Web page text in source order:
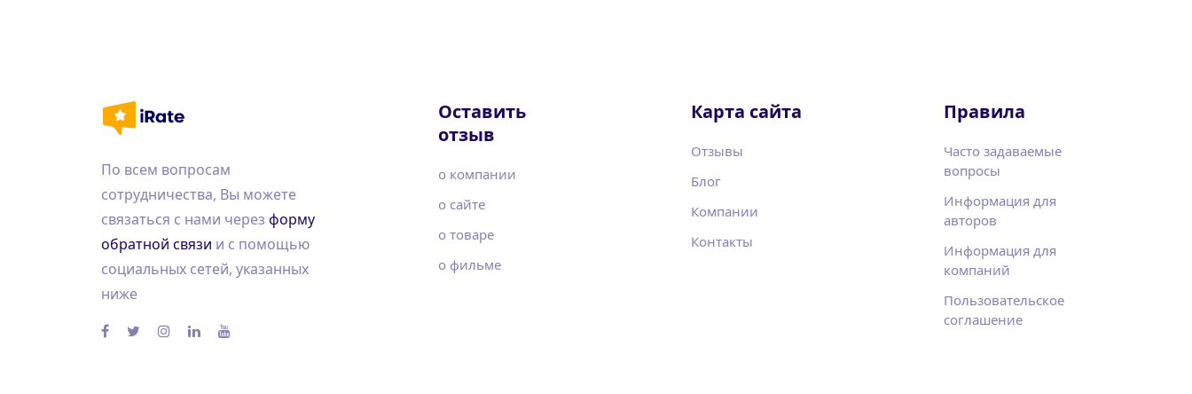
По всем вопросам
сотрудничества, Вы можете
связаться с нами через форму
обратной связи и с помощью
социальных сетей, указанных
ниже
Оставить
отзыв
о компании
о сайте
о товаре
о фильме
Карта сайта
Отзывы
Блог
Компании
Контакты
Правила
Часто задаваемые
вопросы
Информация для
авторов
Информация для
компаний
Пользовательское
соглашение